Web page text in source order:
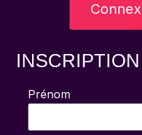
Prénom